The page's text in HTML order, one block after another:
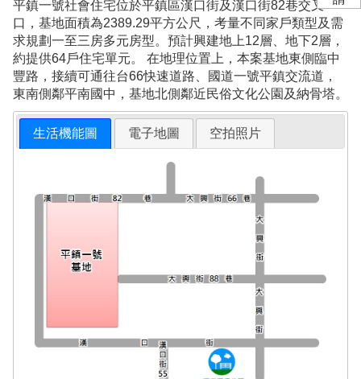
平鎮一號社會住宅位於平鎮區漢口街及漢口街82巷交叉
口，基地面積為2389.29平方公尺，考量不同家戶類型及需
求規劃一至三房多元房型。預計興建地上12層、地下2層，
約提供64戶住宅單元。 在地理位置上，本案基地東側臨中
豐路，接續可通往台66快速道路、國道一號平鎮交流道，
東南側鄰平南國中，基地北側鄰近民俗文化公園及納骨塔。
生活機能圖 電子地圖 空拍照片